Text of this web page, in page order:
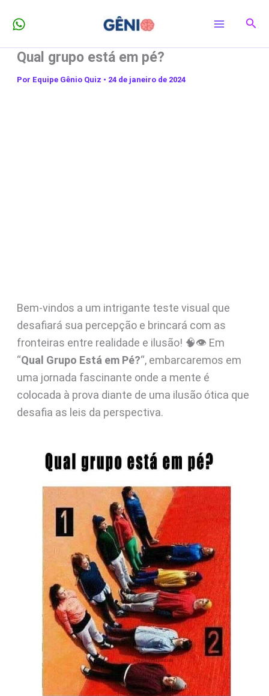
para
conteúdo
Qual grupo está em pé?
Por Equipe Gênio Quiz • 24 de janeiro de 2024
Bem-vindos a um intrigante teste visual que
desafiará sua percepção e brincará com as
fronteiras entre realidade e ilusão! 🧠👁️ Em
“Qual Grupo Está em Pé?“, embarcaremos em
uma jornada fascinante onde a mente é
colocada à prova diante de uma ilusão ótica que
desafia as leis da perspectiva.